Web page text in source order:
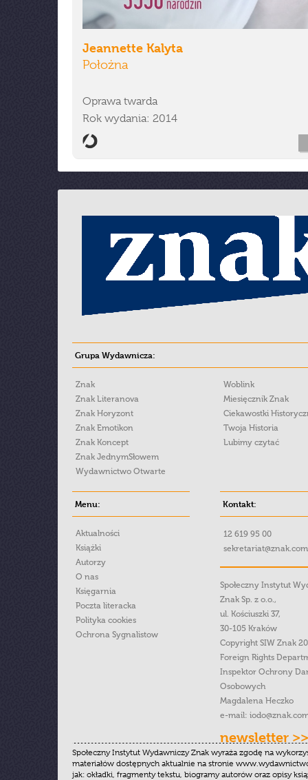
Jeannette Kalyta
Położna
Oprawa twarda
Rok wydania: 2014
Grupa Wydawnicza:
Znak
Znak Literanova
Znak Horyzont
Znak Emotikon
Znak Koncept
Znak JednymSłowem
Wydawnictwo Otwarte
Woblink
Miesięcznik Znak
Ciekawostki
Twoja Historia
Lubimy czytać
Menu:
Aktualności
Książki
Autorzy
O nas
Księgarnia
Poczta literacka
Polityka cookies
Ochrona Sygnalistow
Kontakt:
12 619 95 00
Społeczny Instytut
Znak Sp. z o.o.,
ul. Kościuszki 37,
30-105 Kraków
Copyright SIW Znak
Foreign Rights
Inspektor Ochrony
Osobowych
Magdalena Heczko
e-mail:
newsletter >>
Społeczny Instytut Wydawniczy Znak wyraża zgodę na
materiałów dostępnych aktualnie na stronie
jak: okładki, fragmenty tekstu, biogramy autorów oraz opisy